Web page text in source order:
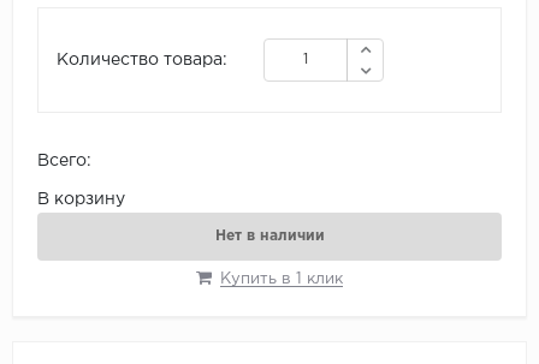
Количество товара:
Всего:
В корзину
Нет в наличии
Купить в 1 клик